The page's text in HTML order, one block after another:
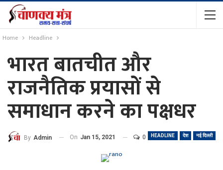
Home Headline
भारत बातचीत और
राजनैतिक प्रयासों से
समाधान करने का पक्षधर
HEADLINE देश नई दिल्ली
By Admin On Jan 15, 2021 0